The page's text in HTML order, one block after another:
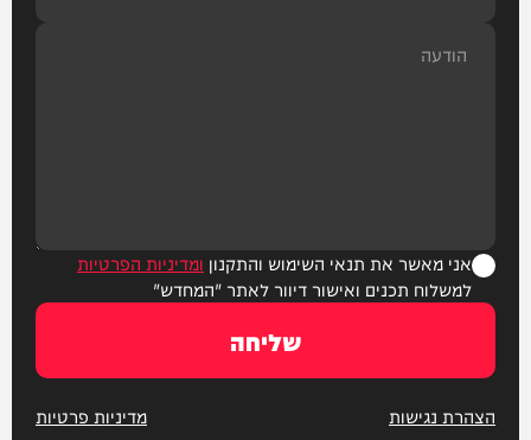
אני מאשר את תנאי השימוש והתקנון ומדיניות הפרטיות
למשלוח תכנים ואישור דיוור לאתר "המחדש"
שליחה
הצהרת נגישות מדיניות פרטיות